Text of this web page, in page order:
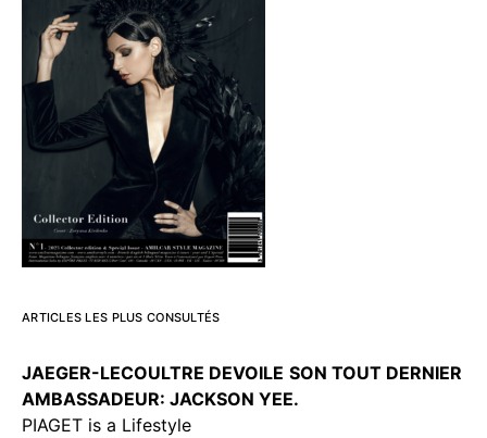
ARTICLES LES PLUS CONSULTÉS
JAEGER-LECOULTRE DEVOILE SON TOUT DERNIER
AMBASSADEUR: JACKSON YEE.
PIAGET is a Lifestyle